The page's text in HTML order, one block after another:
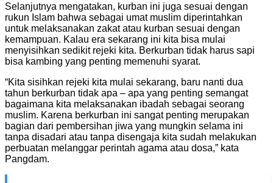
Selanjutnya mengatakan, kurban ini juga sesuai dengan
rukun Islam bahwa sebagai umat muslim diperintahkan
untuk melaksanakan zakat atau kurban sesuai dengan
kemampuan. Kalau era sekarang ini kita bisa mulai
menyisihkan sedikit rejeki kita. Berkurban tidak harus sapi
bisa kambing yang penting memenuhi syarat.
“Kita sisihkan rejeki kita mulai sekarang, baru nanti dua
tahun berkurban tidak apa – apa yang penting semangat
bagaimana kita melaksanakan ibadah sebagai seorang
muslim. Karena berkurban ini sangat penting merupakan
bagian dari pembersihan jiwa yang mungkin selama ini
tanpa disadari atau tanpa disengaja kita sudah melakukan
perbuatan melanggar perintah agama atau dosa,” kata
Pangdam.